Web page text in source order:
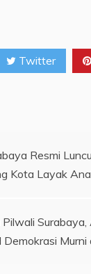
Twitter
Resmi
Kota Layak
Surabaya,
Demokrasi